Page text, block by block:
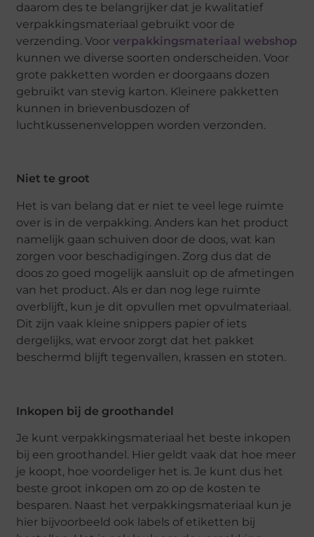
daarom des te belangrijker dat je kwalitatief
verpakkingsmateriaal gebruikt voor de
verzending. Voorverpakkingsmateriaal webshop
kunnen we diverse soorten onderscheiden. Voor
grote pakketten worden er doorgaans dozen
gebruikt van stevig karton. Kleinere pakketten
kunnen in brievenbusdozen of
luchtkussenenveloppen worden verzonden.
Niet te groot
Het is van belang dat er niet te veel lege ruimte
over is in de verpakking. Anders kan het product
namelijk gaan schuiven door de doos, wat kan
zorgen voor beschadigingen. Zorg dus dat de
doos zo goed mogelijk aansluit op de afmetingen
van het product. Als er dan nog lege ruimte
overblijft, kun je dit opvullen met opvulmateriaal.
Dit zijn vaak kleine snippers papier of iets
dergelijks, wat ervoor zorgt dat het pakket
beschermd blijft tegenvallen, krassen en stoten.
Inkopen bij de groothandel
Je kunt verpakkingsmateriaal het beste inkopen
bij een groothandel. Hier geldt vaak dat hoe meer
je koopt, hoe voordeliger het is. Je kunt dus het
beste groot inkopen om zo op de kosten te
besparen. Naast het verpakkingsmateriaal kun je
hier bijvoorbeeld ook labels of etiketten bij